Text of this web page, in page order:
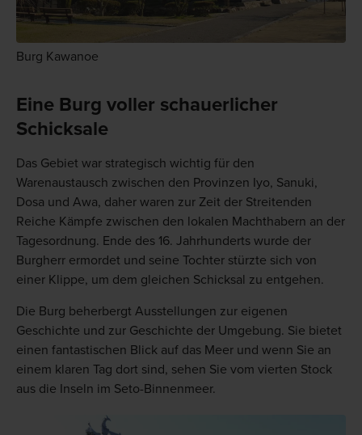
Burg Kawanoe
Eine Burg voller schauerlicher
Schicksale
Das Gebiet war strategisch wichtig für den
Warenaustausch zwischen den Provinzen Iyo, Sanuki,
Dosa und Awa, daher waren zur Zeit der Streitenden
Reiche Kämpfe zwischen den lokalen Machthabern an der
Tagesordnung. Ende des 16. Jahrhunderts wurde der
Burgherr ermordet und seine Tochter stürzte sich von
einer Klippe, um dem gleichen Schicksal zu entgehen.
Die Burg beherbergt Ausstellungen zur eigenen
Geschichte und zur Geschichte der Umgebung. Sie bietet
einen fantastischen Blick auf das Meer und wenn Sie an
einem klaren Tag dort sind, sehen Sie vom vierten Stock
aus die Inseln im Seto-Binnenmeer.